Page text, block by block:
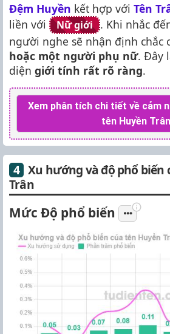
Đệm Huyền kết hợp với Tên
liền với
Nữ giới . Khi nhắc
người nghe sẽ nhận định chắc
hoặc một người phụ nữ. Đây
diện giới tính rất rõ ràng.
Xem phân tích chi tiết về cảm
tên Huyền Trân
Xu hướng và độ phổ biến
Trân
Mức Độ phổ biến